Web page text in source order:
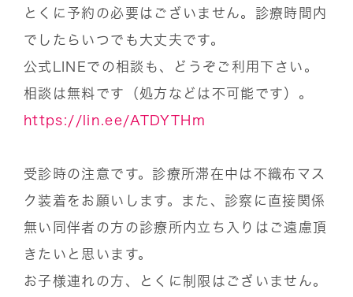
とくに予約の必要はございません。診療時間内
でしたらいつでも大丈夫です。
公式LINEでの相談も、どうぞご利用下さい。
相談は無料です（処方などは不可能です）。
https://lin.ee/ATDYTHm
受診時の注意です。診療所滞在中は不織布マス
ク装着をお願いします。また、診察に直接関係
無い同伴者の方の診療所内立ち入りはご遠慮頂
きたいと思います。
お子様連れの方、とくに制限はございません。